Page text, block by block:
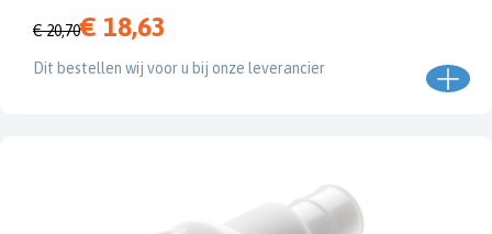
€ 20,70€ 18,63
Dit bestellen wij voor u bij onze leverancier